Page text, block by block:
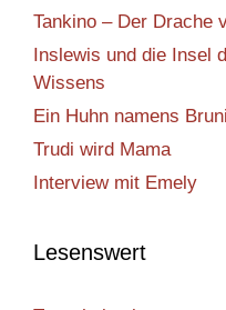
Tankino – Der Drache
Inslewis und die Insel
Wissens
Ein Huhn namens Bruni
Trudi wird Mama
Interview mit Emely
Lesenswert